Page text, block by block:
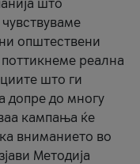
што
општествени
реална
што ги
допре до многу
кампања ќе
вниманието во
Методија